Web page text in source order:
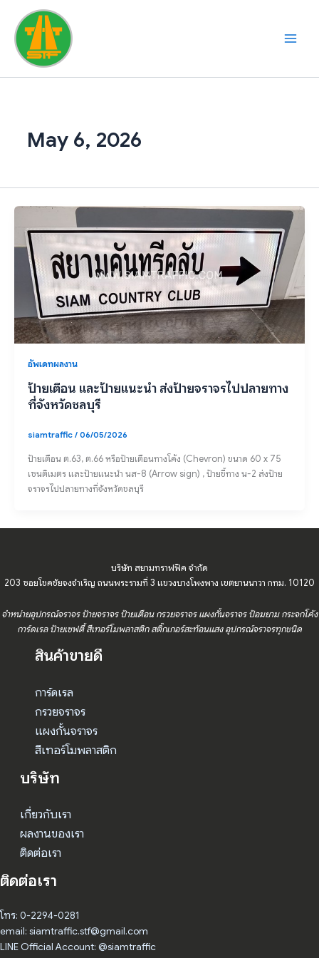
content
May 6, 2026
อัพเดทผลงาน
ป้ายเตือน และป้ายแนะนำ ส่งป้ายจราจรไปปลายทาง
ที่จังหวัดชลบุรี
siamtraffic/06/05/2026
ป้ายเตือน ต.63, ต.66 หรือป้ายเตือนทางโค้ง (Chevron) ขนาด 60 x 75
เซนติเมตร และป้ายแนะนำ นส-8 (Arrow sign) , ป้ายชี้ทาง น-2 ส่งป้าย
จราจรไปปลายทางที่จังหวัดชลบุรี
บริษัท สยามทราฟฟิค จำกัด
203 ซอยโชคชัยจงจำเริญ ถนนพระรามที่ 3 แขวงบางโพงพาง เขตยานนาวา กทม. 10120
จำหน่ายอุปกรณ์จราจร ป้ายจราจร ป้ายเตือน กรวยจราจร แผงกั้นจราจร ป้อมยาม กระจกโค้ง
การ์ดเรล ป้ายเซฟตี้ สีเทอร์โมพลาสติก สติ๊กเกอร์สะท้อนแสง อุปกรณ์จราจรทุกชนิด
สินค้าขายดี
การ์ดเรล
กรวยจราจร
แผงกั้นจราจร
สีเทอร์โมพลาสติก
บริษัท
เกี่ยวกับเรา
ผลงานของเรา
ติดต่อเรา
ติดต่อเรา
โทร: 0-2294-0281
email: siamtraffic.stf@gmail.com
LINE Official Account: @siamtraffic